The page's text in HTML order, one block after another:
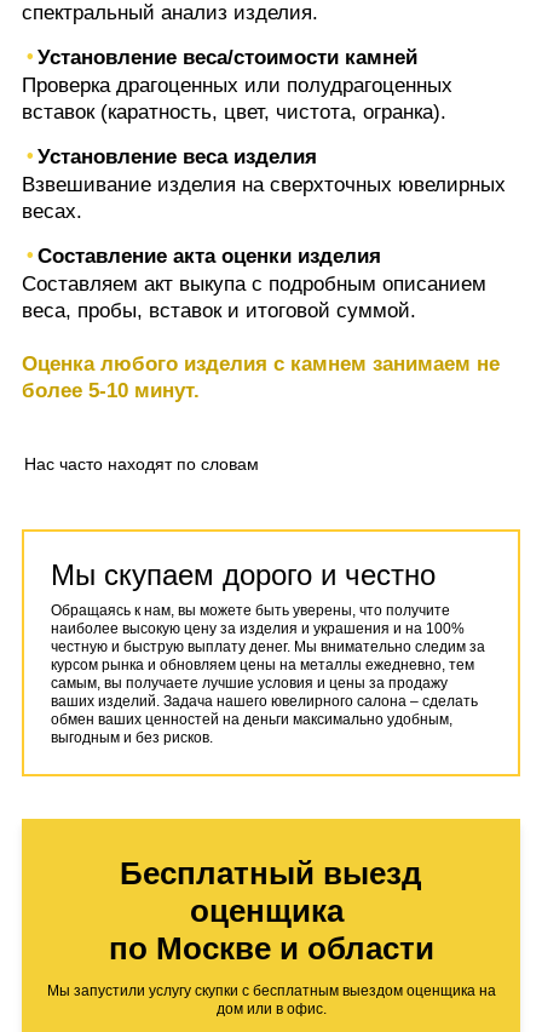
спектральный анализ изделия.
Установление веса/стоимости камней
Проверка драгоценных или полудрагоценных
вставок (каратность, цвет, чистота, огранка).
Установление веса изделия
Взвешивание изделия на сверхточных ювелирных
весах.
Составление акта оценки изделия
Составляем акт выкупа с подробным описанием
веса, пробы, вставок и итоговой суммой.
Оценка любого изделия с камнем занимаем не
более 5-10 минут.
Нас часто находят по словам
Мы скупаем дорого и честно
Обращаясь к нам, вы можете быть уверены, что получите
наиболее высокую цену за изделия и украшения и на 100%
честную и быструю выплату денег. Мы внимательно следим за
курсом рынка и обновляем цены на металлы ежедневно, тем
самым, вы получаете лучшие условия и цены за продажу
ваших изделий. Задача нашего ювелирного салона – сделать
обмен ваших ценностей на деньги максимально удобным,
выгодным и без рисков.
Бесплатный выезд
оценщика
по Москве и области
Мы запустили услугу скупки с бесплатным выездом оценщика на
дом или в офис.